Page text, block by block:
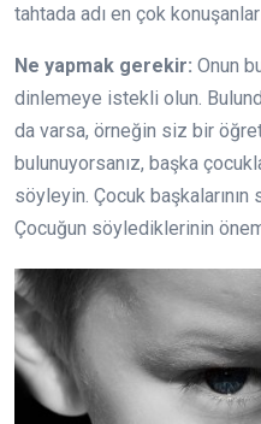
tahtada adı en çok
Ne yapmak gerekir: Onun
dinlemeye istekli olun.
da varsa, örneğin siz bir
bulunuyorsanız, başka
söyleyin. Çocuk
Çocuğun söylediklerinin